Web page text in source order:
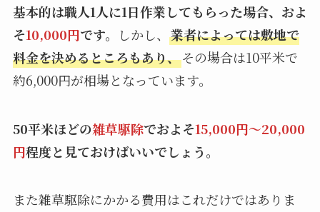
基本的は職人1人に1日作業してもらった場合、およ
そ10,000円です。 しかし、 業者によっては敷地で
料金を決めるところもあり、その場合は10平米で
約6,000円が相場となっています。
50平米ほどの雑草駆除でおよそ15,000円〜20,000
円程度と見ておけばいいでしょう。
また雑草駆除にかかる費用はこれだけではありま